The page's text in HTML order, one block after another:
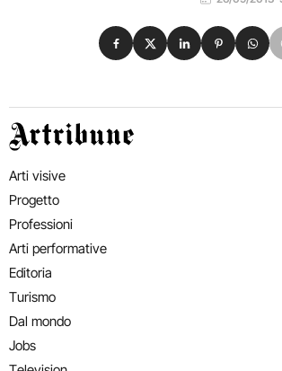
Condividi su Facebook
Condividi su X
Condividi su
Condividi
Artribune
Arti visive
Progetto
Professioni
Arti performative
Editoria
Turismo
Dal mondo
Jobs